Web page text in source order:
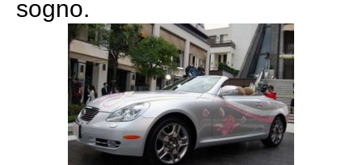
sogno.